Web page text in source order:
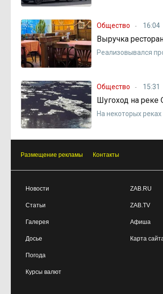
Общество 16:04
Выручка
Реализовывался
Общество 15:31
Шугоход на реке
На некоторых
Размещение рекламы Контакты
Новости
Статьи
Галерея
Досье
Погода
Курсы валют
ZAB.RU
ZAB.TV
Афиша
Карта